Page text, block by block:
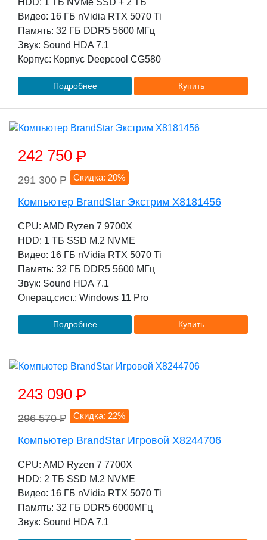
HDD: 1 TБ NVMe SSD + 2 TБ
Видео: 16 ГБ nVidia RTX 5070 Ti
Память: 32 ГБ DDR5 5600 МГц
Звук: Sound HDA 7.1
Корпус: Корпус Deepcool CG580
Подробнее Купить
242 750 P
291 300P Скидка: 20%
Компьютер BrandStar Экстрим X8181456
CPU: AMD Ryzen 7 9700X
HDD: 1 TБ SSD M.2 NVME
Видео: 16 ГБ nVidia RTX 5070 Ti
Память: 32 ГБ DDR5 5600 МГц
Звук: Sound HDA 7.1
Операц.сист.: Windows 11 Pro
Подробнее Купить
243 090 P
296 570P Скидка: 22%
Компьютер BrandStar Игровой X8244706
CPU: AMD Ryzen 7 7700X
HDD: 2 TБ SSD M.2 NVME
Видео: 16 ГБ nVidia RTX 5070 Ti
Память: 32 ГБ DDR5 6000МГц
Звук: Sound HDA 7.1